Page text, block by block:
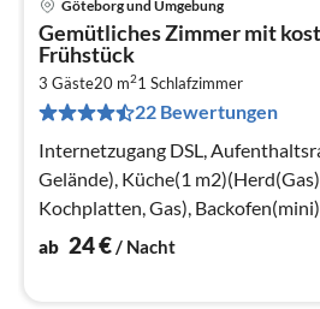
Göteborg und Umgebung
Gemütliches Zimmer mit
Frühstück
3 Gäste20 m21 Schlafzimmer
22 Bewertungen
Internetzugang DSL,
Gelände), Küche(1
Kochplatten, Gas), Backofen(mini)
ab 24€/ Nacht